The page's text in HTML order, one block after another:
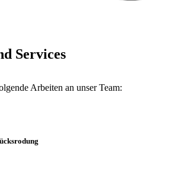
Services
Arbeiten an unser Team: